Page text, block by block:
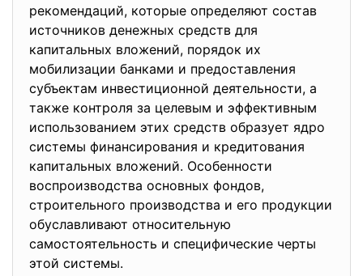
рекомендаций, которые определяют состав
источников денежных средств для
капитальных вложений, порядок их
мобилизации банками и предоставления
субъектам инвестиционной деятельности, а
также контроля за целевым и эффективным
использованием этих средств образует ядро
системы финансирования и кредитования
капитальных вложений. Особенности
воспроизводства основных фондов,
строительного производства и его продукции
обуславливают относительную
самостоятельность и специфические черты
этой системы.